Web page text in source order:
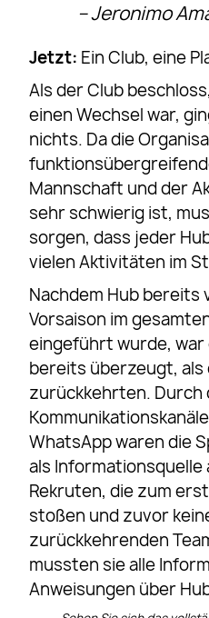
– Jeronimo
Jetzt: Ein Club, eine
Als der Club
einen Wechsel war,
nichts. Da die
Mannschaft und der
sehr schwierig ist,
sorgen, dass jeder
vielen Aktivitäten im
Nachdem Hub bereits
Vorsaison im
eingeführt wurde,
bereits überzeugt, als
zurückkehrten. Durch
WhatsApp waren die
als Informationsquelle
Rekruten, die zum
stoßen und zuvor
zurückkehrenden
mussten sie alle
Anweisungen über